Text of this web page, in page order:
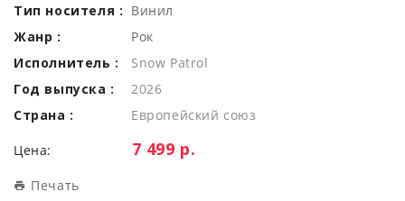
Тип носителя : Винил
Жанр :
Рок
Исполнитель :
Snow Patrol
Год выпуска :
2026
Страна :
Европейский союз
Цена: Цена:
7 499 р.
Печать